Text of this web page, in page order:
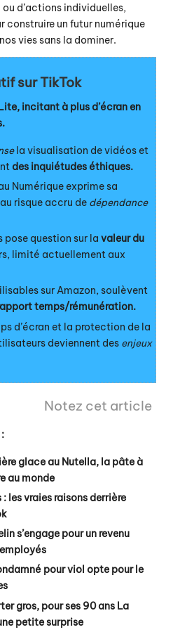
d’actions individuelles,
un futur numérique
vies sans la dominer.
sur TikTok
incitant à plus d’écran en
la visualisation de vidéos et
des inquiétudes éthiques.
Numérique exprime sa
risque accru de dépendance
pose question sur la valeur du
limité actuellement aux
sur Amazon, soulèvent
temps/rémunération.
d’écran et la protection de la
deviennent des enjeux
Notez cet article
glace au Nutella, la pâte à
au monde
les vraies raisons derrière
s’engage pour un revenu
pour viol opte pour le
gros, pour ses 90 ans La
petite surprise